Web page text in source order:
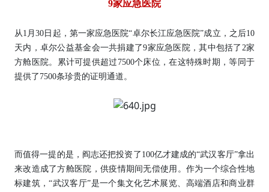
9家应急医院
从1月30日起，第一家应急医院“卓尔长江应急医院”成立，之后10
天内，卓尔公益基金会一共捐建了9家应急医院，其中包括了2家
方舱医院。累计可提供超过7500个床位，在这特殊时期，等同于
提供了7500条珍贵的证明通道。
而值得一提的是，阎志还把投资了100亿才建成的“武汉客厅”拿出
来改造成了方舱医院，供疫情期间无偿使用。作为一个综合性地
标建筑，“武汉客厅”是一个集文化艺术展览、高端酒店和商业群